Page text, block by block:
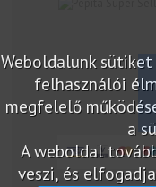
Weboldalunk
felhasználói
megfelelő
a
A weboldal
veszi, és